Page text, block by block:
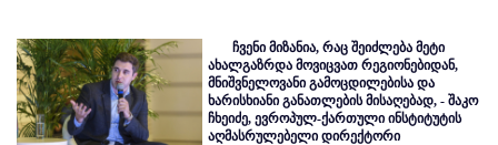
ჩვენი მიზანია, რაც შეიძლება მეტი
ახალგაზრდა მოვიცვათ რეგიონებიდან,
მნიშვნელოვანი გამოცდილებისა და
ხარისხიანი განათლების მისაღებად, - შაკო
ჩხეიძე, ევროპულ-ქართული ინსტიტუტის
აღმასრულებელი დირექტორი